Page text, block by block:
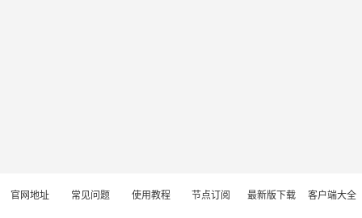
官网地址 常见问题 使用教程 节点订阅 最新版下载 客户端大全